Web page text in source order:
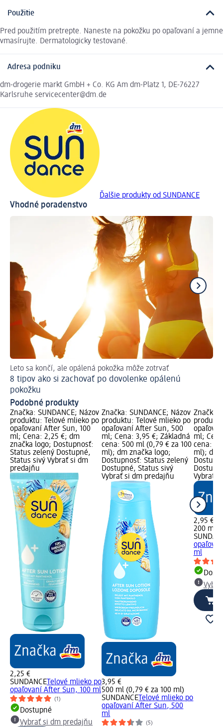
Použitie
Pred použitím pretrepte. Naneste na pokožku po opaľovaní a jemne
vmasírujte. Dermatologicky testované.
Adresa podniku
dm-drogerie markt GmbH + Co. KG Am dm-Platz 1, DE-76227
Karlsruhe servicecenter@dm.de
Ďalšie produkty od SUNDANCE
Vhodné poradenstvo
Leto sa končí, ale opálená pokožka môže zotrvať
8 tipov ako si zachovať po dovolenke opálenú
pokožku
Podobné produkty
Značka: SUNDANCE; Názov
produktu: Telové mlieko po
opaľovaní After Sun, 100
ml; Cena: 2,25 €; dm
značka logo; Dostupnosť:
Status zelený Dostupné,
Status sivý Vybrať si dm
predajňu
2,25 €
SUNDANCE Telové mlieko po
opaľovaní After Sun, 100 ml
(1)
Dostupné
Vybrať si dm predajňu
Značka: SUNDANCE; Názov
produktu: Telové mlieko po
opaľovaní After Sun, 500
ml; Cena: 3,95 €; Základná
cena: 500 ml (0,79 € za 100
ml); dm značka logo;
Dostupnosť: Status zelený
Dostupné, Status sivý
Vybrať si dm predajňu
3,95 €
500 ml (0,79 € za 100 ml)
SUNDANCE Telové mlieko po
opaľovaní After Sun, 500
ml
(5)
Značka:
ml;
cena:
ml); dm
Vybrať
2,95 €
200 ml
ml